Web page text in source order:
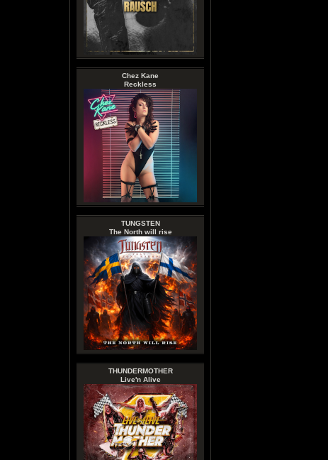
Chez Kane
Reckless
TUNGSTEN
The North will rise
THUNDERMOTHER
Live'n Alive